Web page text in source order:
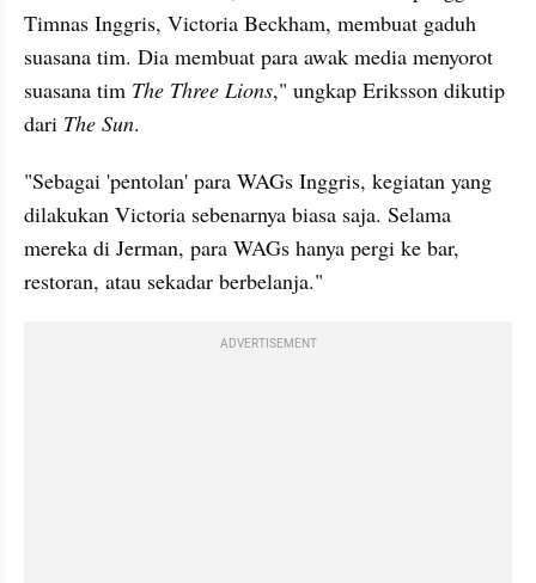
Timnas Inggris, Victoria Beckham, membuat gaduh
suasana tim. Dia membuat para awak media menyorot
suasana tim The Three Lions," ungkap Eriksson dikutip
dari The Sun.
"Sebagai 'pentolan' para WAGs Inggris, kegiatan yang
dilakukan Victoria sebenarnya biasa saja. Selama
mereka di Jerman, para WAGs hanya pergi ke bar,
restoran, atau sekadar berbelanja."
ADVERTISEMENT